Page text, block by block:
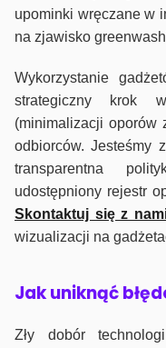
upominki wręczane w
na zjawisko
Wykorzystanie
strategiczny krok
(minimalizacji oporów
odbiorców. Jesteśmy
transparentna
udostępniony rejestr
Skontaktuj się z
wizualizacji na
Jak uniknąć
Zły dobór